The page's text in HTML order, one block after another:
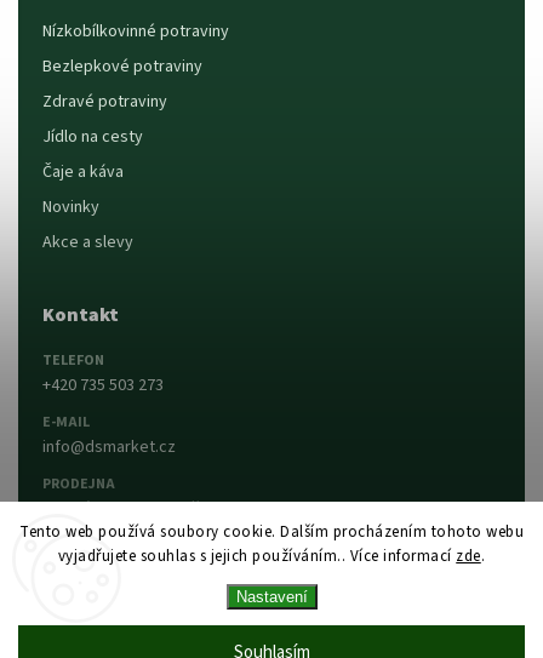
Tento web používá soubory cookie. Dalším procházením tohoto webu
vyjadřujete souhlas s jejich používáním.. Více informací zde.
Nastavení
Souhlasím
Nízkobílkovinné potraviny
Bezlepkové potraviny
Zdravé potraviny
Jídlo na cesty
Čaje a káva
Novinky
Akce a slevy
Kontakt
TELEFON
+420 735 503 273
E-MAIL
info@dsmarket.cz
PRODEJNA
Dlouhá 90, 763 15 Slušovice
Napsat nám Prodejna a otevírací doba
Copyright 2026DS MARKET